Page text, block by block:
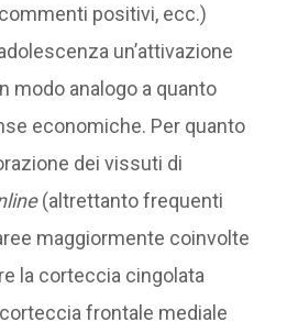
positivi, ecc.)
un’attivazione
modo analogo a quanto
economiche. Per quanto
dei vissuti di
(altrettanto frequenti
maggiormente coinvolte
la corteccia cingolata
frontale mediale